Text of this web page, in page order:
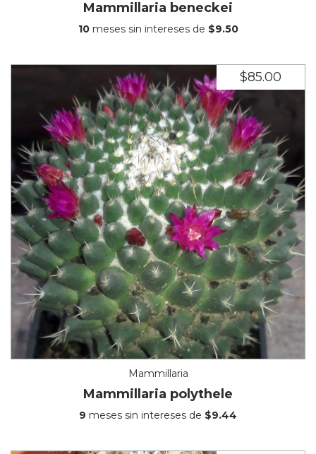
Mammillaria beneckei
10meses sin intereses de $9.50
$85.00
Mammillaria
Mammillaria polythele
9 meses sin intereses de $9.44